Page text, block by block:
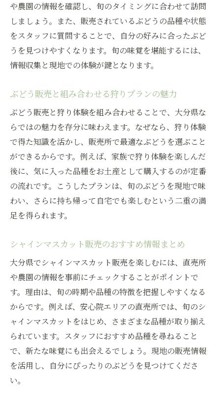
や農園の情報を確認し、旬のタイミングに合わせて訪問
しましょう。また、販売されているぶどうの品種や状態
をスタッフに質問することで、自分の好みに合ったぶど
うを見つけやすくなります。旬の味覚を堪能するには、
情報収集と現地での体験が鍵となります。
ぶどう販売と組み合わせる狩りプランの魅力
ぶどう販売と狩り体験を組み合わせることで、大分県な
らではの魅力を存分に味わえます。なぜなら、狩り体験
で得た知識を活かし、販売所で最適なぶどうを選ぶこと
ができるからです。例えば、家族で狩り体験を楽しんだ
後に、気に入った品種をお土産として購入するのが定番
の流れです。こうしたプランは、旬のぶどうを現地で味
わい、さらに持ち帰って自宅でも楽しむという二重の満
足を得られます。
シャインマスカット販売のおすすめ情報まとめ
大分県でシャインマスカット販売を楽しむには、直売所
や農園の情報を事前にチェックすることがポイントで
す。理由は、旬の時期や品種の特徴を把握しやすくなる
からです。例えば、安心院エリアの直売所では、旬のシ
ャインマスカットをはじめ、さまざまな品種が取り揃え
られています。スタッフにおすすめ品種を尋ねること
で、新たな味覚にも出会えるでしょう。現地の販売情報
を活用し、自分にぴったりのぶどうを見つけてくださ
い。